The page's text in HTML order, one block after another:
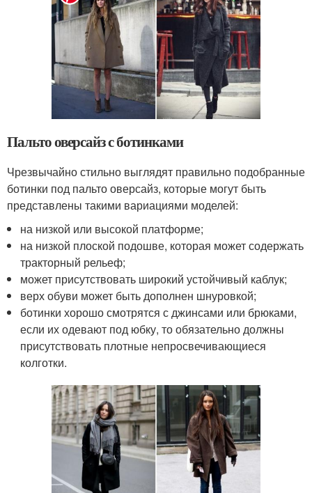
Пальто оверсайз с ботинками
Чрезвычайно стильно выглядят правильно подобранные
ботинки под пальто оверсайз, которые могут быть
представлены такими вариациями моделей:
на низкой или высокой платформе;
на низкой плоской подошве, которая может содержать
тракторный рельеф;
может присутствовать широкий устойчивый каблук;
верх обуви может быть дополнен шнуровкой;
ботинки хорошо смотрятся с джинсами или брюками,
если их одевают под юбку, то обязательно должны
присутствовать плотные непросвечивающиеся
колготки.